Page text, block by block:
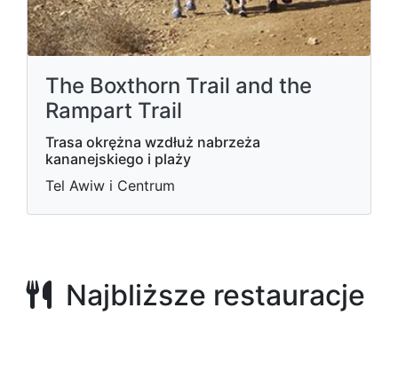
The Boxthorn Trail and the
Rampart Trail
Trasa okrężna wzdłuż nabrzeża
kananejskiego i plaży
Tel Awiw i Centrum
Najbliższe restauracje